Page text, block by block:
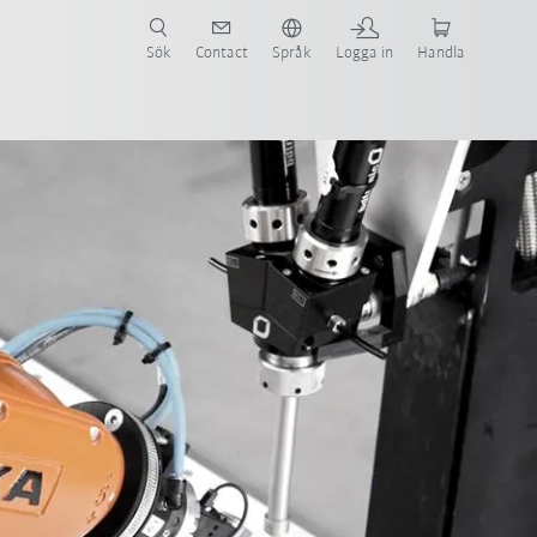
Sök Contact Språk Logga in Handla